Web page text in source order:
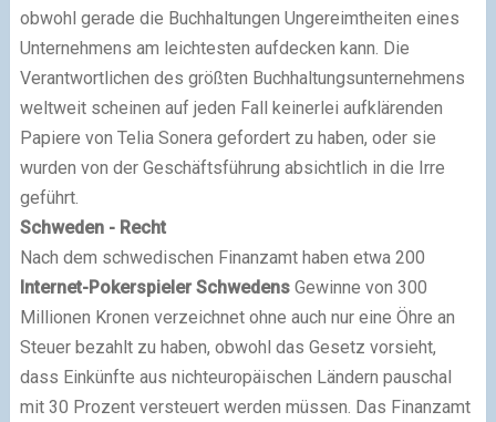
obwohl gerade die Buchhaltungen Ungereimtheiten eines
Unternehmens am leichtesten aufdecken kann. Die
Verantwortlichen des größten Buchhaltungsunternehmens
weltweit scheinen auf jeden Fall keinerlei aufklärenden
Papiere von Telia Sonera gefordert zu haben, oder sie
wurden von der Geschäftsführung absichtlich in die Irre
geführt.
Schweden - Recht
Nach dem schwedischen Finanzamt haben etwa 200
Internet-Pokerspieler SchwedensGewinne von 300
Millionen Kronen verzeichnet ohne auch nur eine Öhre an
Steuer bezahlt zu haben, obwohl das Gesetz vorsieht,
dass Einkünfte aus nichteuropäischen Ländern pauschal
mit 30 Prozent versteuert werden müssen. Das Finanzamt